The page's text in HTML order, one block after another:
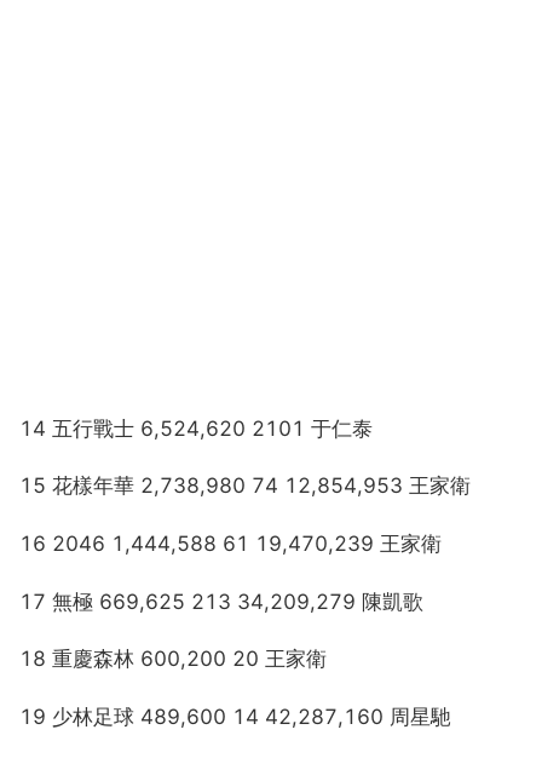
14 五行戰士 6,524,620 2101 于仁泰
15 花樣年華 2,738,980 74 12,854,953 王家衛
16 2046 1,444,588 61 19,470,239 王家衛
17 無極 669,625 213 34,209,279 陳凱歌
18 重慶森林 600,200 20 王家衛
19 少林足球 489,600 14 42,287,160 周星馳